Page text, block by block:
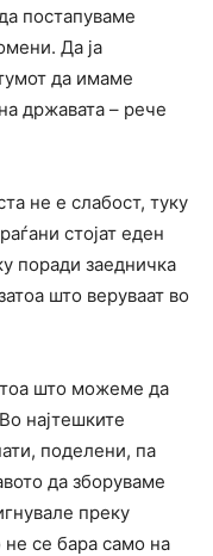
постапуваме
Да ја
да имаме
државата – рече
не е слабост, туку
стојат еден
поради заедничка
што веруваат во
тоа што можеме да
најтешките
поделени, па
да зборуваме
преку
се бара само на